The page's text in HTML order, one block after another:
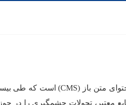
معتبر، تحولات چشمگیری را در